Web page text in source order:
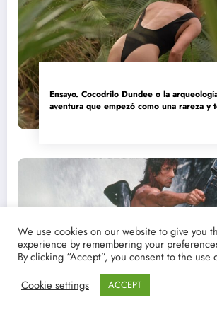
Ensayo. Cocodrilo Dundee o la
aventura que empezó como una rareza y
Ver y descargar. Rambo II: El héroe que
olvidó comprender
We use cookies on our website to give you
experience by remembering your
By clicking “Accept”, you consent to the use
Cookie settings
ACCEPT